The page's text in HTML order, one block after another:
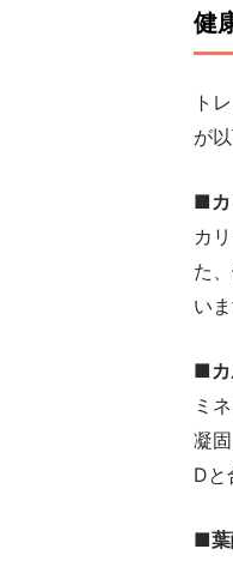
健
ト
が
■カ
カ
た
い
■カ
ミ
凝
Dと
■葉